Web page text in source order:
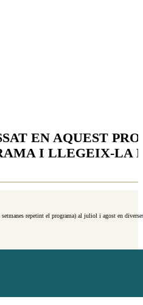
EN AQUEST
I LLEGEIX-LA
repetint el programa) al juliol i agost en